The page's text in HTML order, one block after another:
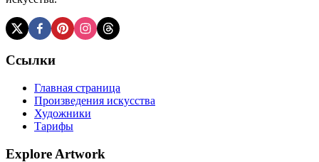
Ссылки
Главная страница
Произведения искусства
Художники
Тарифы
Explore Artwork